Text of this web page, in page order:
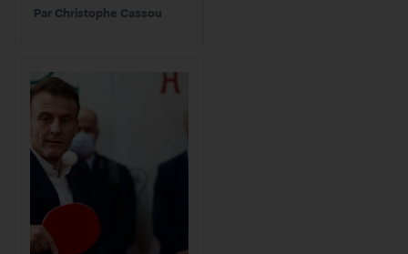
Christophe Cassou